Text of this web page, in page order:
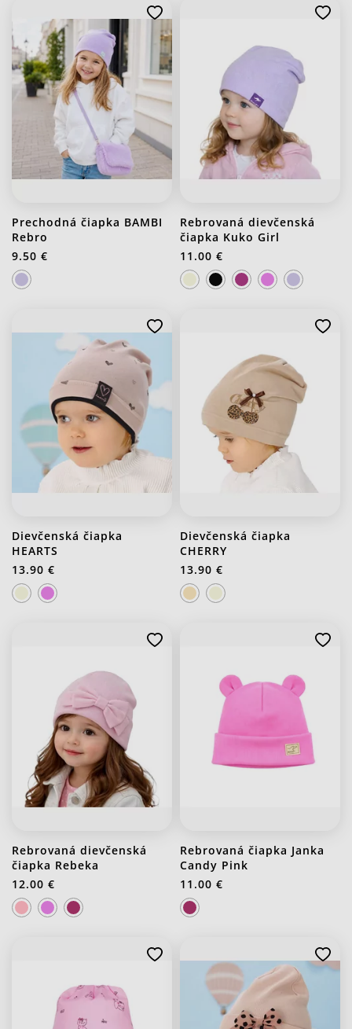
Prechodná čiapka BAMBI
Rebro
9.50 €
Rebrovaná dievčenská
čiapka Kuko Girl
11.00 €
Dievčenská čiapka
HEARTS
13.90 €
Dievčenská čiapka
CHERRY
13.90 €
Rebrovaná dievčenská
čiapka Rebeka
12.00 €
Rebrovaná čiapka Janka
Candy Pink
11.00 €